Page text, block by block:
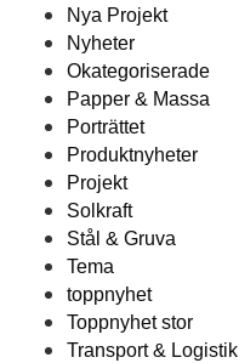
Nya Projekt
Nyheter
Okategoriserade
Papper & Massa
Porträttet
Produktnyheter
Projekt
Solkraft
Stål & Gruva
Tema
toppnyhet
Toppnyhet stor
Transport & Logistik